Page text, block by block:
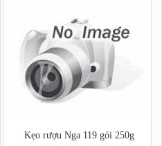
Kẹo rượu Nga 119 gói 250g